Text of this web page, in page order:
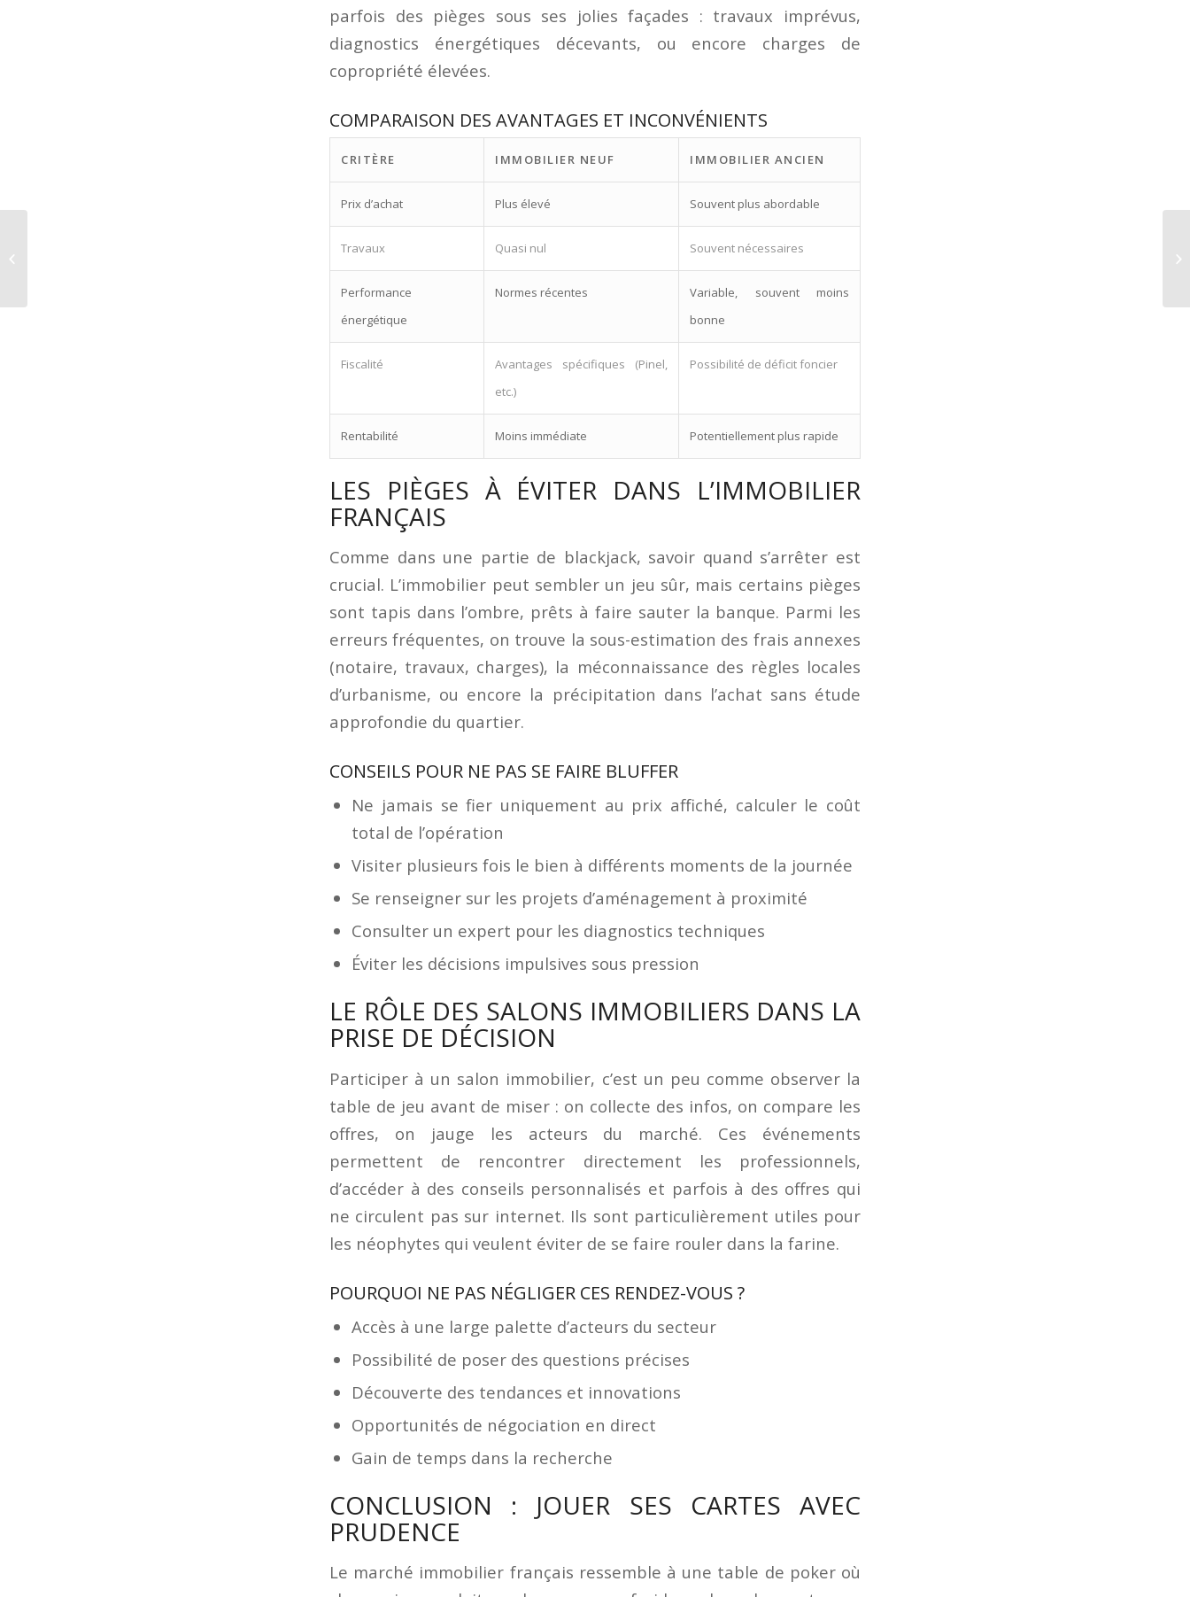
parfois des pièges sous ses jolies façades : travaux imprévus,
diagnostics énergétiques décevants, ou encore charges de
copropriété élevées.
COMPARAISON DES AVANTAGES ET INCONVÉNIENTS
CRITÈRE IMMOBILIER NEUF IMMOBILIER ANCIEN
Prix d’achat Plus élevé Souvent plus abordable
Travaux Quasi nul Souvent nécessaires
Performance
énergétique
Normes récentes
Variable, souvent moins
bonne
Fiscalité
Avantages spécifiques (Pinel,
etc.)
Possibilité de déficit foncier
Rentabilité Moins immédiate Potentiellement plus rapide
LES PIÈGES À ÉVITER DANS L’IMMOBILIER
FRANÇAIS
Comme dans une partie de blackjack, savoir quand s’arrêter est
crucial. L’immobilier peut sembler un jeu sûr, mais certains pièges
sont tapis dans l’ombre, prêts à faire sauter la banque. Parmi les
erreurs fréquentes, on trouve la sous-estimation des frais annexes
(notaire, travaux, charges), la méconnaissance des règles locales
d’urbanisme, ou encore la précipitation dans l’achat sans étude
approfondie du quartier.
CONSEILS POUR NE PAS SE FAIRE BLUFFER
Ne jamais se fier uniquement au prix affiché, calculer le coût
total de l’opération
Visiter plusieurs fois le bien à différents moments de la journée
Se renseigner sur les projets d’aménagement à proximité
Consulter un expert pour les diagnostics techniques
Éviter les décisions impulsives sous pression
LE RÔLE DES SALONS IMMOBILIERS DANS LA
PRISE DE DÉCISION
Participer à un salon immobilier, c’est un peu comme observer la
table de jeu avant de miser : on collecte des infos, on compare les
offres, on jauge les acteurs du marché. Ces événements
permettent de rencontrer directement les professionnels,
d’accéder à des conseils personnalisés et parfois à des offres qui
ne circulent pas sur internet. Ils sont particulièrement utiles pour
les néophytes qui veulent éviter de se faire rouler dans la farine.
POURQUOI NE PAS NÉGLIGER CES RENDEZ-VOUS ?
Accès à une large palette d’acteurs du secteur
Possibilité de poser des questions précises
Découverte des tendances et innovations
Opportunités de négociation en direct
Gain de temps dans la recherche
CONCLUSION : JOUER SES CARTES AVEC
PRUDENCE
Le marché immobilier français ressemble à une table de poker où